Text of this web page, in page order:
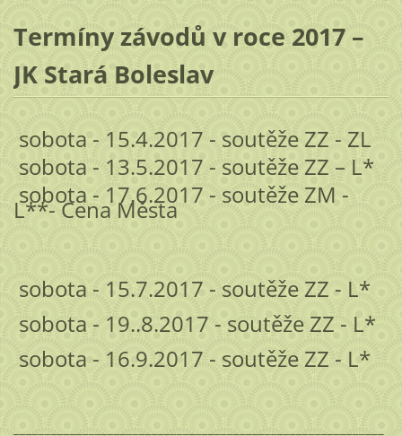
Termíny závodů v roce 2017 –
JK Stará Boleslav
sobota - 15.4.2017 - soutěže ZZ - ZL
sobota - 13.5.2017 - soutěže ZZ – L*
sobota - 17.6.2017 - soutěže ZM -
L**- Cena Města
sobota - 15.7.2017 - soutěže ZZ - L*
sobota - 19..8.2017 - soutěže ZZ - L*
sobota - 16.9.2017 - soutěže ZZ - L*